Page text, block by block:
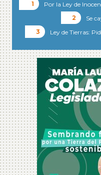
Por la Ley de
Se
Ley de Tierras: